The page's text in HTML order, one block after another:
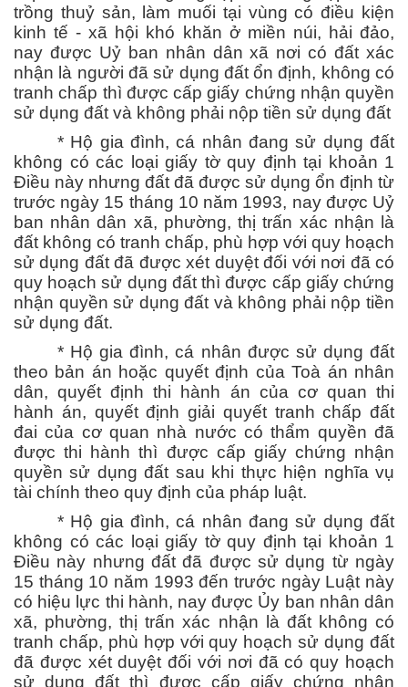
trồng thuỷ sản, làm muối tại vùng có điều kiện
kinh tế - xã hội khó khăn ở miền núi, hải đảo,
nay được Uỷ ban nhân dân xã nơi có đất xác
nhận là người đã sử dụng đất ổn định, không có
tranh chấp thì được cấp giấy chứng nhận quyền
sử dụng đất và không phải nộp tiền sử dụng đất
* Hộ gia đình, cá nhân đang sử dụng đất
không có các loại giấy tờ quy định tại khoản 1
Điều này nhưng đất đã được sử dụng ổn định từ
trước ngày 15 tháng 10 năm 1993, nay được Uỷ
ban nhân dân xã, phường, thị trấn xác nhận là
đất không có tranh chấp, phù hợp với quy hoạch
sử dụng đất đã được xét duyệt đối với nơi đã có
quy hoạch sử dụng đất thì được cấp giấy chứng
nhận quyền sử dụng đất và không phải nộp tiền
sử dụng đất.
* Hộ gia đình, cá nhân được sử dụng đất
theo bản án hoặc quyết định của Toà án nhân
dân, quyết định thi hành án của cơ quan thi
hành án, quyết định giải quyết tranh chấp đất
đai của cơ quan nhà nước có thẩm quyền đã
được thi hành thì được cấp giấy chứng nhận
quyền sử dụng đất sau khi thực hiện nghĩa vụ
tài chính theo quy định của pháp luật.
* Hộ gia đình, cá nhân đang sử dụng đất
không có các loại giấy tờ quy định tại khoản 1
Điều này nhưng đất đã được sử dụng từ ngày
15 tháng 10 năm 1993 đến trước ngày Luật này
có hiệu lực thi hành, nay được Ủy ban nhân dân
xã, phường, thị trấn xác nhận là đất không có
tranh chấp, phù hợp với quy hoạch sử dụng đất
đã được xét duyệt đối với nơi đã có quy hoạch
sử dụng đất thì được cấp giấy chứng nhận